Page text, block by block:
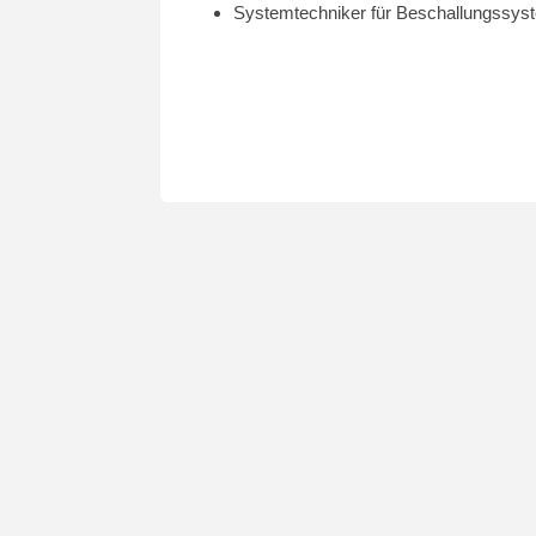
Systemtechniker für